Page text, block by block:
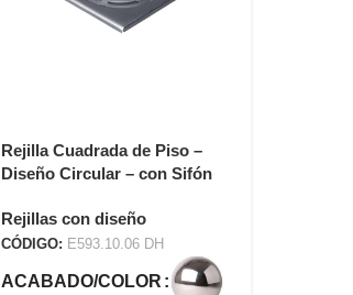
Rejilla Cuadrada de Piso –
Diseño Circular – con Sifón
Rejillas con diseño
CÓDIGO: E593.10.06 DH
ACABADO/COLOR